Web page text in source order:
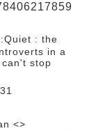
:Quiet : the
in a
stop
<>